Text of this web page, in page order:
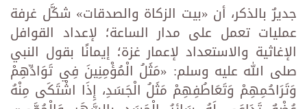
جديرٌ بالذكر، أن «بيت الزكاة والصدقات» شكَّل غرفة
عمليات تعمل على مدار الساعة؛ لإعداد القوافل
الإغاثية والاستعداد لإعمار غزة؛ إيمانًا بقول النبي
صلى الله عليه وسلم: «‌مَثَلُ ‌الْمُؤْمِنِينَ ‌فِي ‌تَوَادِّهِمْ
وَتَرَاحُمِهِمْ وَتَعَاطُفِهِمْ مَثَلُ الْجَسَدِ، إِذَا اشْتَكَى مِنْهُ